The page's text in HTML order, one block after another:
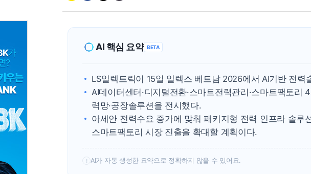
AI 핵심 요약 BETA
LS일렉트릭이 15일 일렉스 베트남 2026에서 AI기반 전력
AI데이터센터·디지털전환·스마트전력관리·스마트팩토리
력망·공장솔루션을 전시했다.
아세안 전력수요 증가에 맞춰 패키지형 전력 인프라 솔루
스마트팩토리 시장 진출을 확대할 계획이다.
! AI가 자동 생성한 요약으로 정확하지 않을 수 있어요.